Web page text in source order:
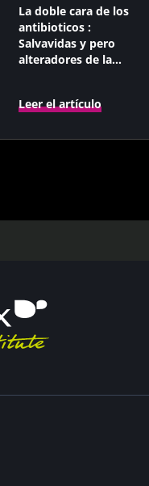
La doble cara de los
antibioticos :
Salvavidas y pero
alteradores de la
Leer el artículo